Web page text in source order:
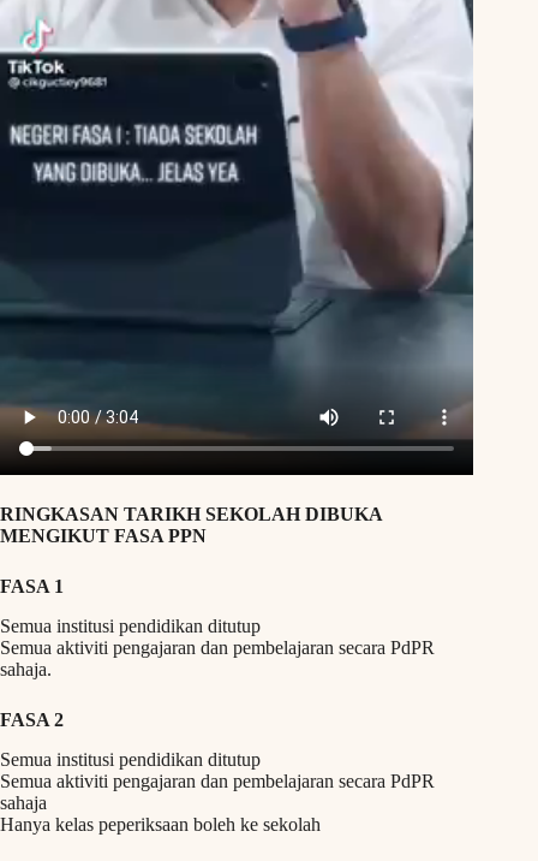
RINGKASAN TARIKH SEKOLAH DIBUKA
MENGIKUT FASA PPN
FASA 1
Semua institusi pendidikan ditutup
Semua aktiviti pengajaran dan pembelajaran secara PdPR
sahaja.
FASA 2
Semua institusi pendidikan ditutup
Semua aktiviti pengajaran dan pembelajaran secara PdPR
sahaja
Hanya kelas peperiksaan boleh ke sekolah